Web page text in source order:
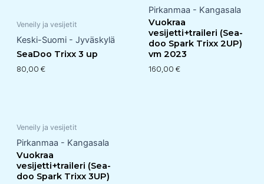
Veneily ja vesijetit
Keski-Suomi - Jyväskylä
SeaDoo Trixx 3 up
80,00 €
Pirkanmaa - Kangasala
Vuokraa
vesijetti+traileri (Sea-
doo Spark Trixx 2UP)
vm 2023
160,00 €
Veneily ja vesijetit
Pirkanmaa - Kangasala
Vuokraa
vesijetti+traileri (Sea-
doo Spark Trixx 3UP)